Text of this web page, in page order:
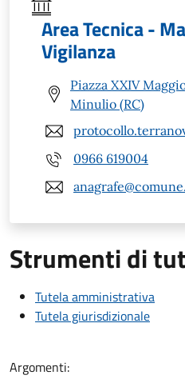
Area Tecnica -
Vigilanza
Piazza XXIV
Minulio (RC)
0966 619004
Strumenti di
Tutela amministrativa
Tutela giurisdizionale
Argomenti: